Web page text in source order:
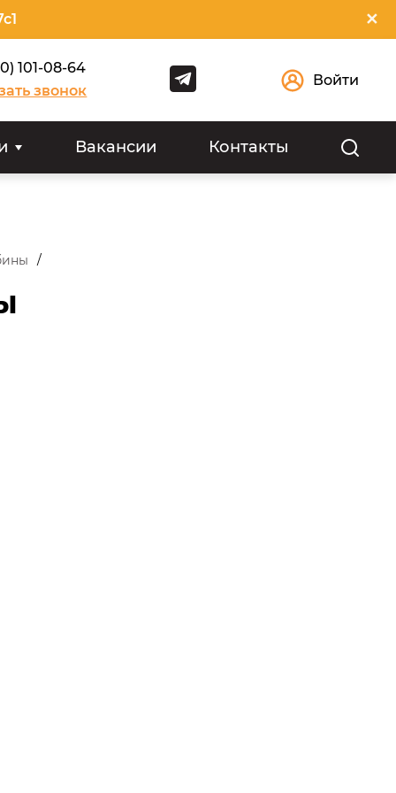
✕
101-08-64
звонок
Войти
Вакансии Контакты